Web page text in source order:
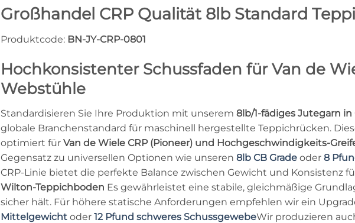
Großhandel CRP Qualität 8lb Standard
Produktcode: BN-JY-CRP-0801
Hochkonsistenter Schussfaden für Van de
Webstühle
Standardisieren Sie Ihre Produktion mit unserem 8lb/1-fädiges Jutegarn in
globale Branchenstandard für maschinell hergestellte Teppichrücken.
optimiert für Van de Wiele CRP (Pioneer) und Hochgeschwindigkeits-
Gegensatz zu universellen Optionen wie unseren 8lb CB Grade oder 8
CRP-Linie bietet die perfekte Balance zwischen Gewicht und Konsistenz
Wilton-Teppichboden Es gewährleistet eine stabile, gleichmäßige
sicher hält. Für höhere statische Anforderungen empfehlen wir ein
Mittelgewicht oder 12 Pfund schweres SchussgewebeWir produzieren